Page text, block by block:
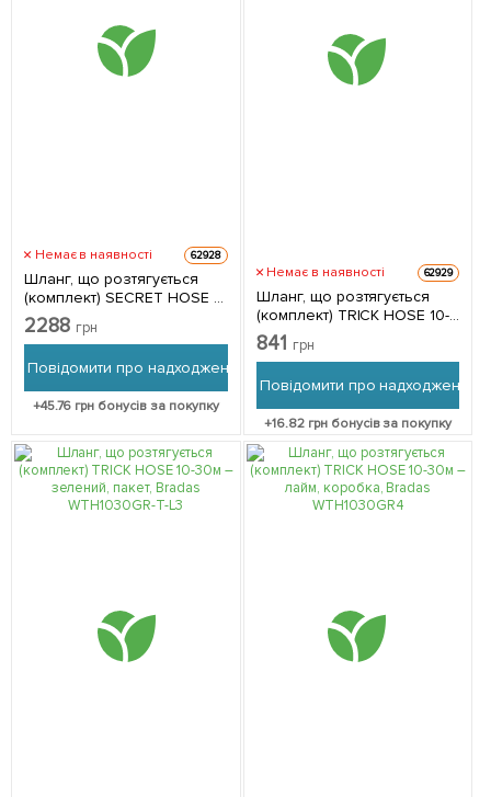
Немає в наявності 62928
Шланг, що розтягується
(комплект) SECRET HOSE 8-
24м – сірий, Bradas
WSCH824GY
2288 грн
Повідомити про надходження
+45.76 грн бонусів за покупку
Немає в наявності 62929
Шланг, що розтягується
(комплект) TRICK HOSE 10-
30м – зелений, коробка,
Bradas WTH1030GR-T
841 грн
Повідомити про надходження
+16.82грн бонусів за покупку